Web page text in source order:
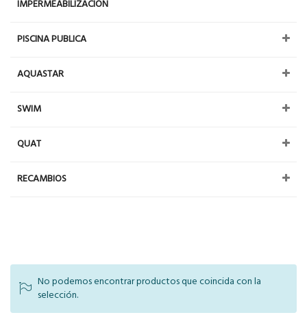
No podemos encontrar productos que coincida con la
selección.
IMPERMEABILIZACIÓN
PISCINA PUBLICA
AQUASTAR
SWIM
QUAT
RECAMBIOS